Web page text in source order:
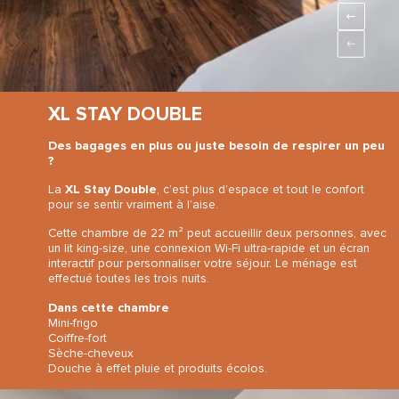
XL STAY DOUBLE
Des bagages en plus ou juste besoin de respirer un peu
?
La XL Stay Double, c’est plus d’espace et tout le confort
pour se sentir vraiment à l’aise.
Cette chambre de 22 m² peut accueillir deux personnes, avec
un lit king-size, une connexion Wi-Fi ultra-rapide et un écran
interactif pour personnaliser votre séjour. Le ménage est
effectué toutes les trois nuits.
Dans cette chambre
Mini-frigo
Coiffre-fort
Sèche-cheveux
Douche à effet pluie et produits écolos.